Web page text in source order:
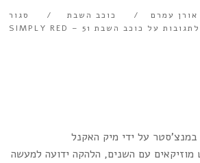
אורן עמרם כוכב השבת
סגור
לתגובותעל כוכב השבת 51 – SIMPLY RED
עם השנים, הלהקה ידועה למעשה